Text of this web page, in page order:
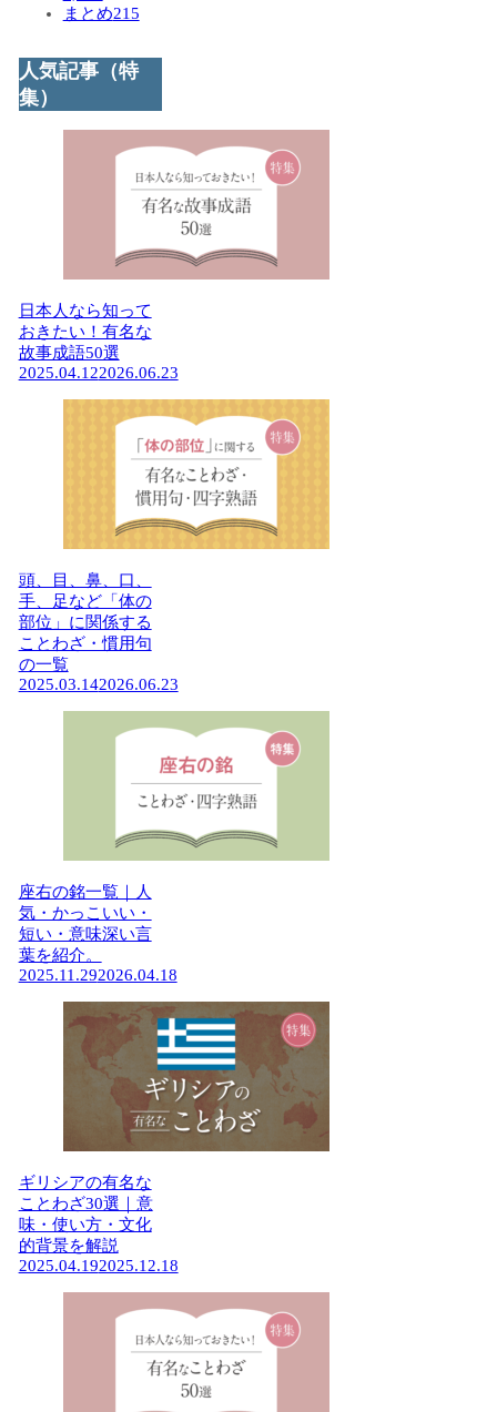
まとめ215
人気記事（特
集）
日本人なら知って
おきたい！有名な
故事成語50選
2025.04.122026.06.23
頭、目、鼻、口、
手、足など「体の
部位」に関係する
ことわざ・慣用句
の一覧
2025.03.142026.06.23
座右の銘一覧｜人
気・かっこいい・
短い・意味深い言
葉を紹介。
2025.11.292026.04.18
ギリシアの有名な
ことわざ30選｜意
味・使い方・文化
的背景を解説
2025.04.192025.12.18